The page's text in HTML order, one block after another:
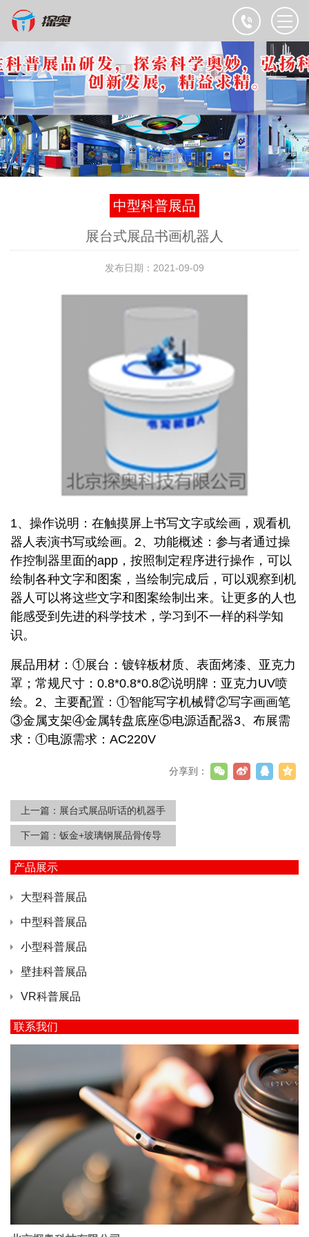
产品展示
大型科普展品
中型科普展品
小型科普展品
壁挂科普展品
VR科普展品
联系我们
中型科普展品
展台式展品书画机器人
发布日期：2021-09-09
1、操作说明：在触摸屏上书写文字或绘画，观看机
器人表演书写或绘画。2、功能概述：参与者通过操
作控制器里面的app，按照制定程序进行操作，可以
绘制各种文字和图案，当绘制完成后，可以观察到机
器人可以将这些文字和图案绘制出来。让更多的人也
能感受到先进的科学技术，学习到不一样的科学知
识。
展品用材：①展台：镀锌板材质、表面烤漆、亚克力
罩；常规尺寸：0.8*0.8*0.8②说明牌：亚克力UV喷
绘。2、主要配置：①智能写字机械臂②写字画画笔
③金属支架④金属转盘底座⑤电源适配器3、布展需
求：①电源需求：AC220V
分享到：
上一篇： 展台式展品听话的机器手
下一篇： 钣金+玻璃钢展品骨传导